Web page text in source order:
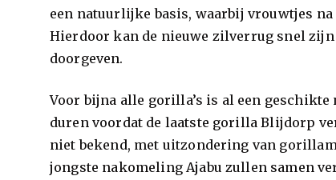
een natuurlijke basis, waarbij vrouwtjes
Hierdoor kan de nieuwe zilverrug snel
doorgeven.
Voor bijna alle gorilla’s is al een
duren voordat de laatste gorilla Blijdorp
niet bekend, met uitzondering van
jongste nakomeling Ajabu zullen samen